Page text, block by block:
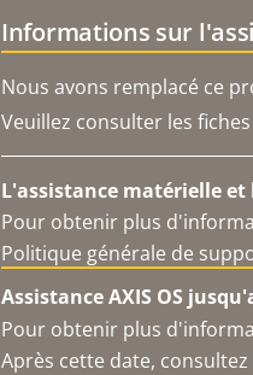
Informations sur
Nous avons remplacé ce
Veuillez consulter les
L'assistance matérielle et
Pour obtenir plus
Politique générale de
Assistance AXIS OS
Pour obtenir plus
Après cette date,